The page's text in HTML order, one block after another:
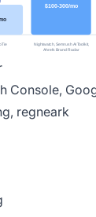
Console,
regneark